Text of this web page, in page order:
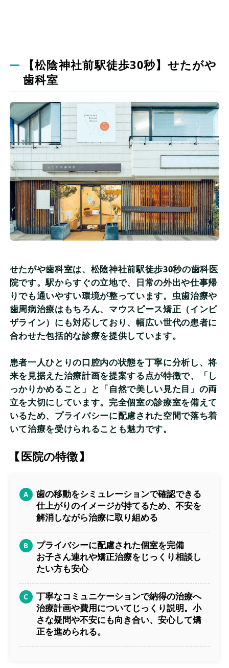
【松陰神社前駅徒歩30秒】せたがや
歯科室
せたがや歯科室は、松陰神社前駅徒歩30秒の歯科医
院です。駅からすぐの立地で、日常の外出や仕事帰
りでも通いやすい環境が整っています。虫歯治療や
歯周病治療はもちろん、マウスピース矯正（インビ
ザライン）にも対応しており、幅広い世代の患者に
合わせた包括的な診療を提供しています。
患者一人ひとりの口腔内の状態を丁寧に分析し、将
来を見据えた治療計画を提案する点が特徴で、「し
っかりかめること」と「自然で美しい見た目」の両
立を大切にしています。完全個室の診療室を備えて
いるため、プライバシーに配慮された空間で落ち着
いて治療を受けられることも魅力です。
【医院の特徴】
歯の移動をシミュレーションで確認できる
仕上がりのイメージが持てるため、不安を
解消しながら治療に取り組める
プライバシーに配慮された個室を完備
お子さん連れや矯正治療をじっくり相談し
たい方も安心
丁寧なコミュニケーションで納得の治療へ
治療計画や費用についてじっくり説明。小
さな疑問や不安にも向き合い、安心して矯
正を進められる。